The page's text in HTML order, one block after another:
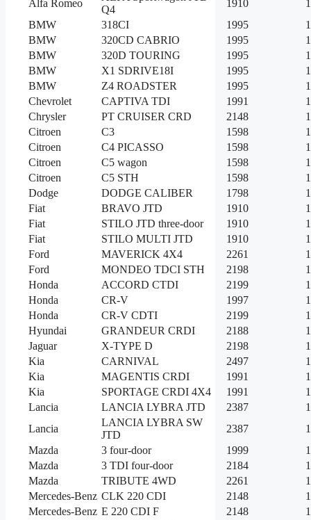
Alfa Romeo
Q4
1910
BMW
318CI 1995
BMW
320CD CABRIO 1995
BMW
320D TOURING 1995
BMW
X1 SDRIVE18I 1995
BMW
Z4 ROADSTER 1995
Chevrolet
CAPTIVA TDI 1991
Chrysler
PT CRUISER CRD 2148
Citroen
C3 1598
Citroen
C4 PICASSO 1598
Citroen
C5 wagon 1598
Citroen
C5 STH 1598
Dodge
DODGE CALIBER 1798
Fiat
BRAVO JTD 1910
Fiat
STILO JTD three-door 1910
Fiat
STILO MULTI JTD 1910
Ford
MAVERICK 4X4 2261
Ford
MONDEO TDCI STH 2198
Honda
ACCORD CTDI 2199
Honda
CR-V 1997
Honda
CR-V CDTI 2199
Hyundai
GRANDEUR CRDI 2188
Jaguar
X-TYPE D 2198
Kia
CARNIVAL 2497
Kia
MAGENTIS CRDI 1991
Kia
SPORTAGE CRDI 4X4 1991
Lancia
LANCIA LYBRA JTD 2387
Lancia
LANCIA LYBRA SW
JTD
2387
Mazda
3 four-door 1999
Mazda
3 TDI four-door 2184
Mazda
TRIBUTE 4WD 2261
Mercedes-Benz CLK 220 CDI 2148
Mercedes-Benz E 220 CDI F 2148